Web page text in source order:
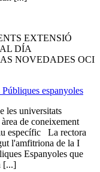
EXTENSIÓ
DÍA
NOVEDADES OCI
espanyoles
universitats
de coneixement
específic La rectora
l'amfitriona de la I
Espanyoles que
[...]